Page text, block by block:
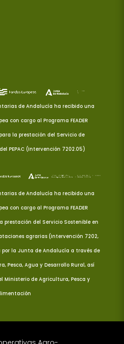
de Andalucía ha recibido una
con cargo al Programa FEADER
la prestación del Servicio de
PEPAC (Intervención 7202.05)
de Andalucía ha recibido una
con cargo al Programa FEADER
prestación del Servicio Sostenible en
agrarias (Intervención 7202,
la Junta de Andalucía a través de
Pesca, Agua y Desarrollo Rural, así
Ministerio de Agricultura, Pesca y